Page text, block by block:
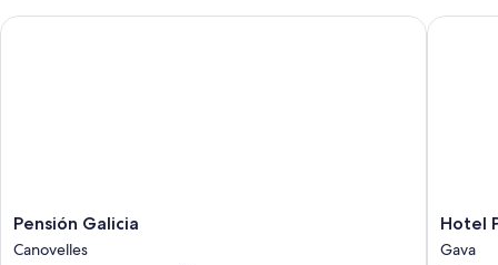
Pensión
Galicia
Canovelles
Pensión Galicia
Canovelles
Pensión Galicia
Hotel
Punt
14
Hotel
Gava
Hotel